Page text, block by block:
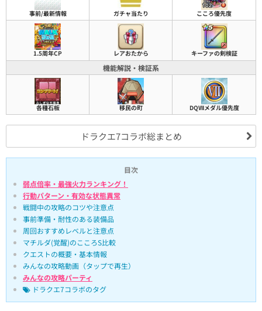
事前/最新情報 ガチャ当たり こころ優先度
1.5周年CP レアおたから キーファの剣検証
機能解説・検証系
各種石板 移民の町 DQⅦメダル優先度
ドラクエ7コラボ総まとめ
目次
弱点倍率・最強火力ランキング！
行動パターン・有効な状態異常
戦闘中の攻略のコツや注意点
事前準備・耐性のある装備品
周回おすすめレベルと注意点
マチルダ(覚醒)のこころS比較
クエストの概要・基本情報
みんなの攻略動画（タップで再生）
みんなの攻略パーティ
ドラクエ7コラボのタグ